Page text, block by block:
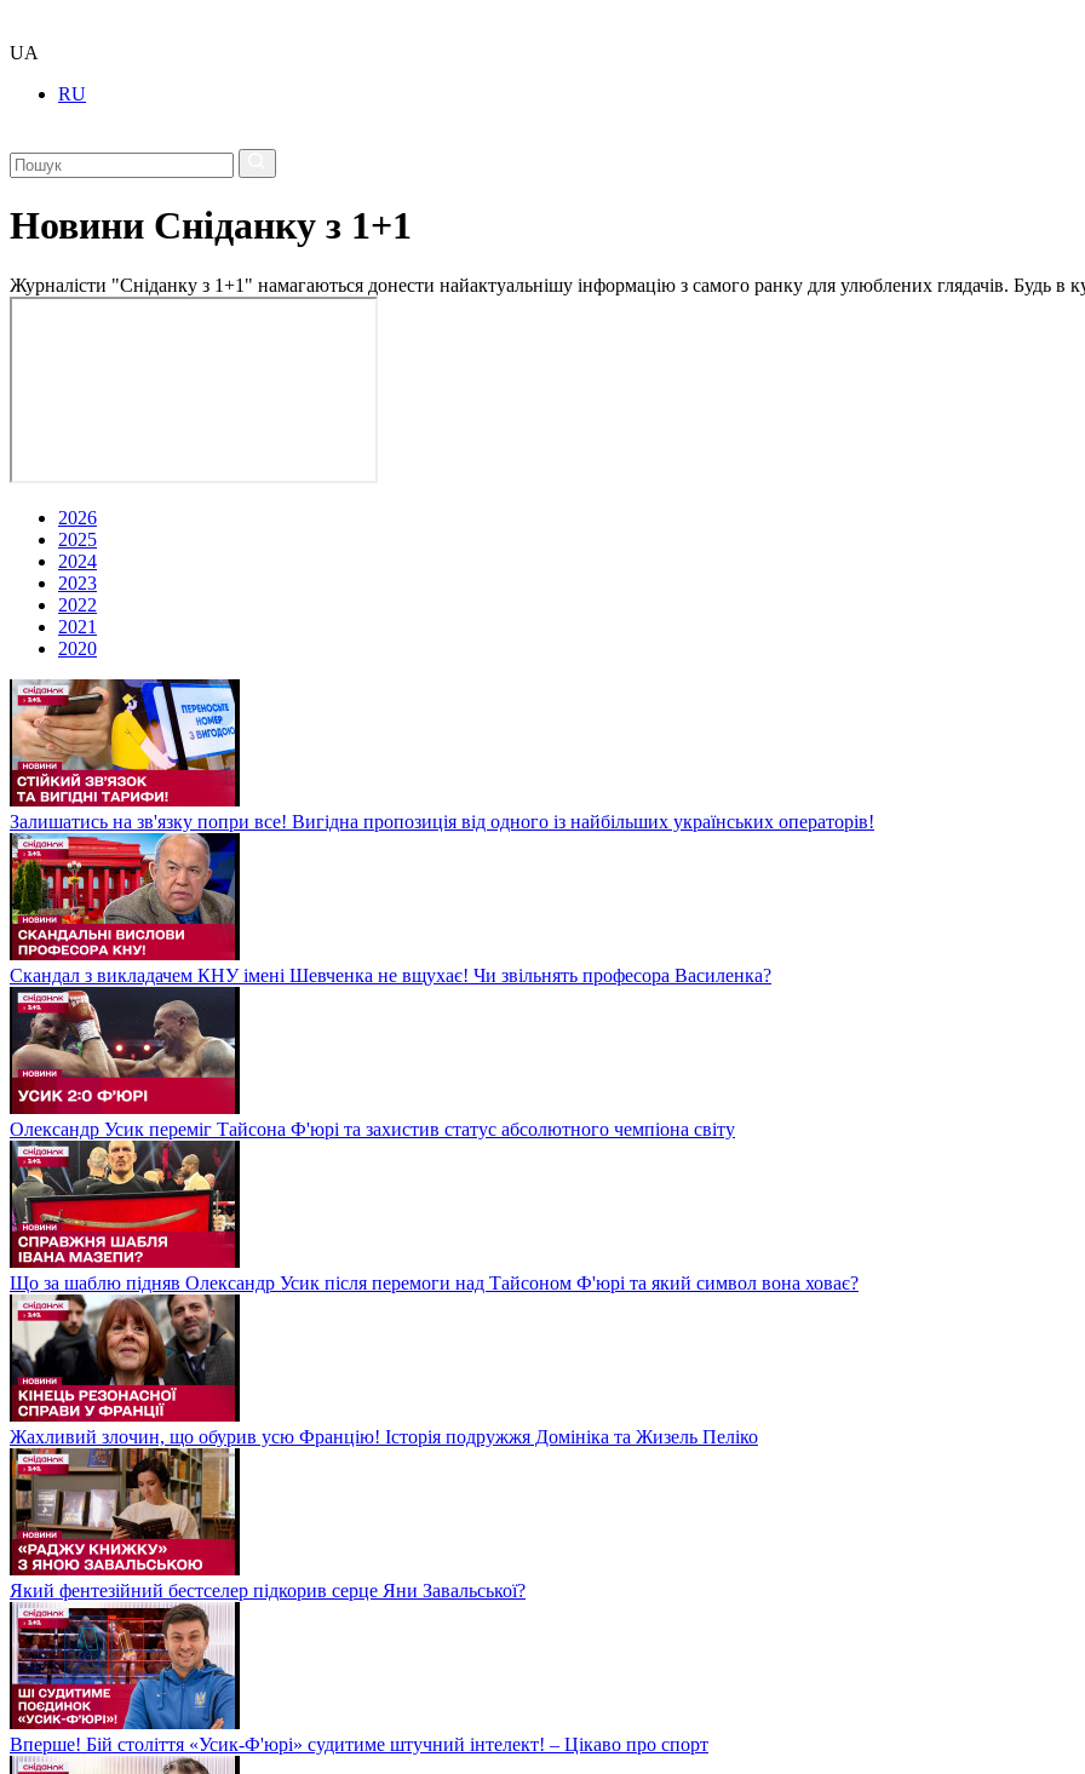
UA
RU
Новини Сніданку з 1+1
Журналісти "Сніданку з 1+1" намагаються донести найактуальнішу інформацію з самого ранку для улюблених глядачів. Будь в
2026
2025
2024
2023
2022
2021
2020
Залишатись на зв'язку попри все! Вигідна пропозиція від одного із найбільших українських операторів!
Скандал з викладачем КНУ імені Шевченка не вщухає! Чи звільнять професора Василенка?
Олександр Усик переміг Тайсона Ф'юрі та захистив статус абсолютного чемпіона світу
Що за шаблю підняв Олександр Усик після перемоги над Тайсоном Ф'юрі та який символ вона ховає?
Жахливий злочин, що обурив усю Францію! Історія подружжя Домініка та Жизель Пеліко
Який фентезійний бестселер підкорив серце Яни Завальської?
Вперше! Бій століття «Усик-Ф'юрі» судитиме штучний інтелект! – Цікаво про спорт